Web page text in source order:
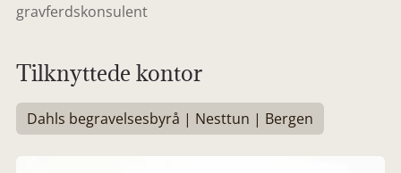
gravferdskonsulent
Tilknyttede kontor
Dahls begravelsesbyrå | Nesttun | Bergen